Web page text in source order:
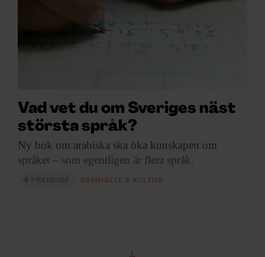
Vad vet du om Sveriges näst
största språk?
Ny bok om arabiska ska öka kunskapen om
språket – som egentligen är flera språk.
PREMIUM SAMHÄLLE & KULTUR